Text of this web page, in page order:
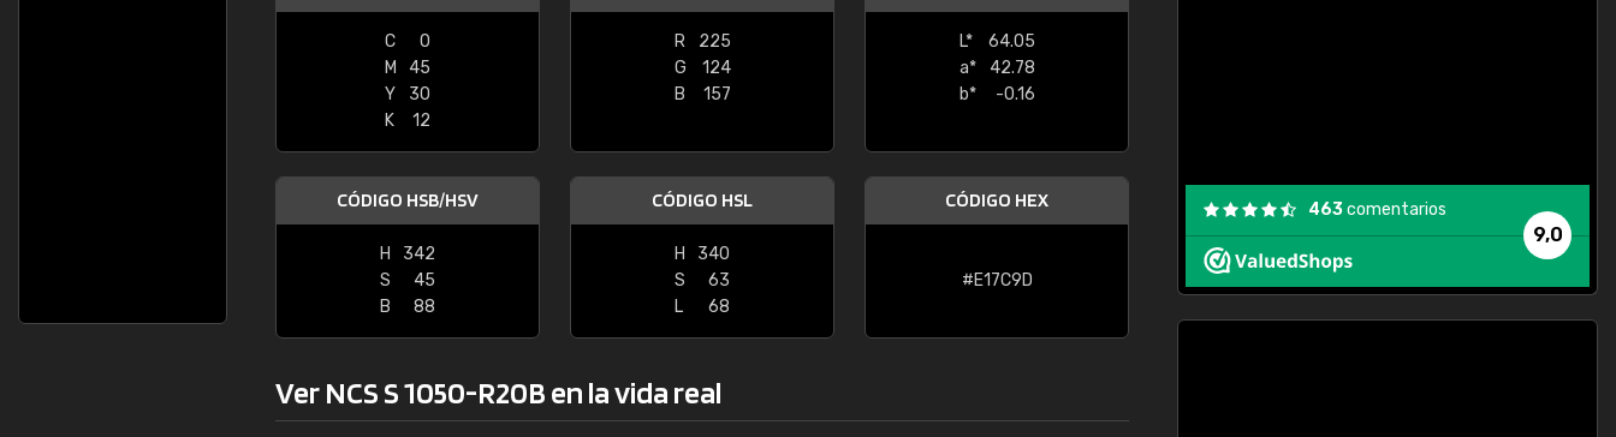
C
0
M
45
Y
30
K
12
R
225
G
124
B
157
L*
64.05
a*
42.78
b*
-0.16
CÓDIGO HSB/HSV
H
342
S
45
B
88
CÓDIGO HSL
H
340
S
63
L
68
CÓDIGO HEX
#E17C9D
Ver NCS S 1050-R20B en la vida real
9,0
463comentarios